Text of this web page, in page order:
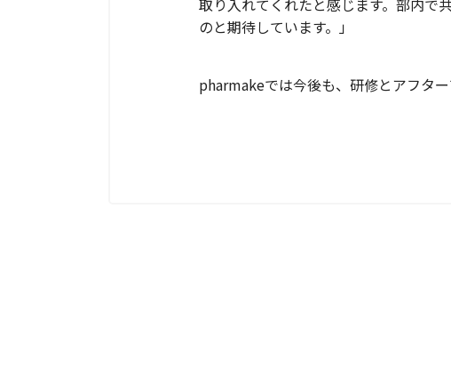
取り入れてくれたと感じます。部内で
のと期待しています。」
pharmakeでは今後も、研修とアフタ